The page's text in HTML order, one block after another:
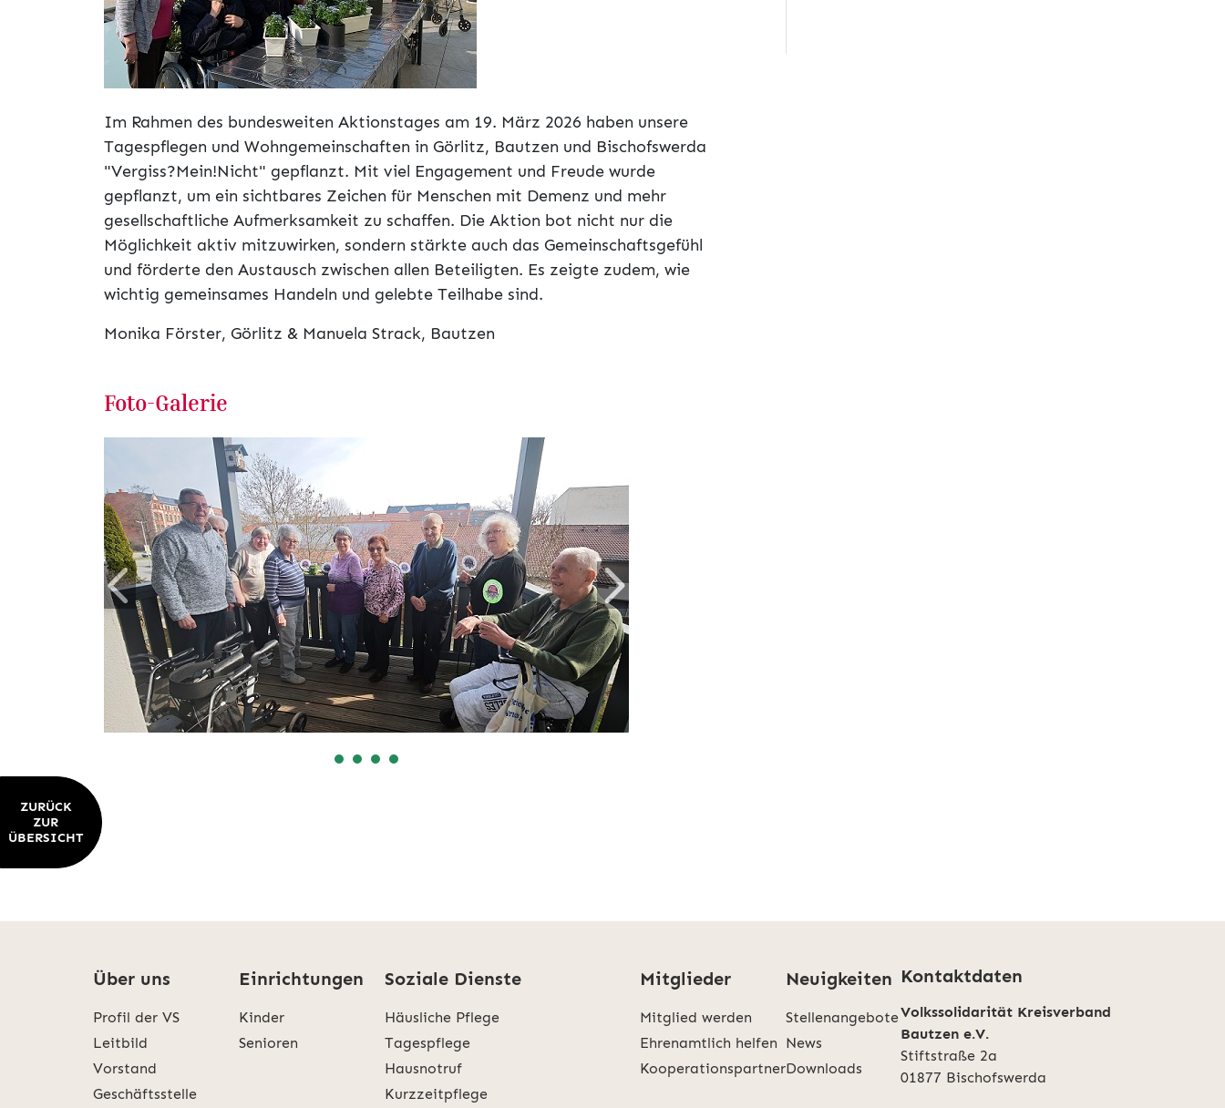
Im Rahmen des bundesweiten Aktionstages am 19. März 2026 haben unsere
Tagespflegen und Wohngemeinschaften in Görlitz, Bautzen und Bischofswerda
"Vergiss?Mein!Nicht" gepflanzt. Mit viel Engagement und Freude wurde
gepflanzt, um ein sichtbares Zeichen für Menschen mit Demenz und mehr
gesellschaftliche Aufmerksamkeit zu schaffen. Die Aktion bot nicht nur die
Möglichkeit aktiv mitzuwirken, sondern stärkte auch das Gemeinschaftsgefühl
und förderte den Austausch zwischen allen Beteiligten. Es zeigte zudem, wie
wichtig gemeinsames Handeln und gelebte Teilhabe sind.
Monika Förster, Görlitz & Manuela Strack, Bautzen
Foto-Galerie
Zurück Weiter
ZURÜCK
ZUR
ÜBERSICHT
Über uns
Profil der VS
Leitbild
Vorstand
Geschäftsstelle
Einrichtungen
Kinder
Senioren
Soziale Dienste
Häusliche Pflege
Tagespflege
Hausnotruf
Kurzzeitpflege
Mitglieder
Mitglied werden
Ehrenamtlich helfen
Kooperationspartner
Neuigkeiten
Stellenangebote
News
Downloads
Kontaktdaten
Volkssolidarität Kreisverband
Bautzen e.V.
Stiftstraße 2a
01877 Bischofswerda